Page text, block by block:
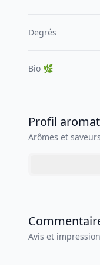
Degrés
Bio 🌿
Profil
Arômes et
Avis et